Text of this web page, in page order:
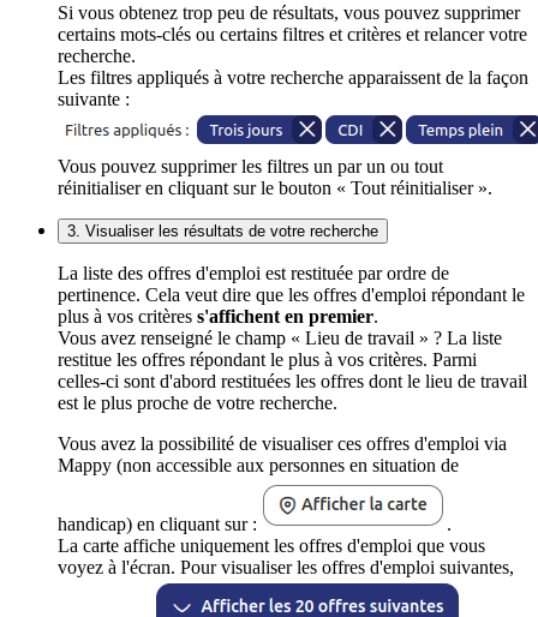
Si vous obtenez trop peu de résultats, vous pouvez supprimer
certains mots-clés ou certains filtres et critères et relancer votre
recherche.
Les filtres appliqués à votre recherche apparaissent de la façon
suivante :
Vous pouvez supprimer les filtres un par un ou tout
réinitialiser en cliquant sur le bouton « Tout réinitialiser ».
3. Visualiser les résultats de votre recherche
La liste des offres d'emploi est restituée par ordre de
pertinence. Cela veut dire que les offres d'emploi répondant le
plus à vos critères s'affichent en premier.
Vous avez renseigné le champ « Lieu de travail » ? La liste
restitue les offres répondant le plus à vos critères. Parmi
celles-ci sont d'abord restituées les offres dont le lieu de travail
est le plus proche de votre recherche.
Vous avez la possibilité de visualiser ces offres d'emploi via
Mappy (non accessible aux personnes en situation de
handicap) en cliquant sur :
.
La carte affiche uniquement les offres d'emploi que vous
voyez à l'écran. Pour visualiser les offres d'emploi suivantes,